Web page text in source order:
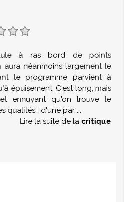
à ras bord de points
aura néanmoins largement le
le programme parvient à
épuisement. C'est long, mais
ennuyant qu'on trouve le
qualités : d'une par ...
Lire la suite de la critique